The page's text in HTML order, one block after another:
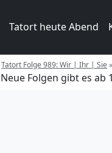
Tatort heute Abend
Tatort Folge 989: Wir | Ihr | Sie»
Neue Folgen gibt es ab